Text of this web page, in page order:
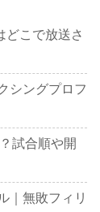
どこで放送さ
シングプロフ
試合順や開
｜無敗フィリ